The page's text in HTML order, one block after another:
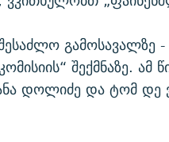
გამოსავალზე -
შექმნაზე. ამ
დოლიძე და ტომ დე